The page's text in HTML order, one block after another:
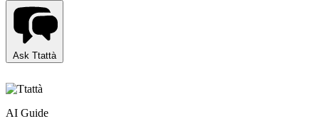
Ask Ttattà
AI Guide